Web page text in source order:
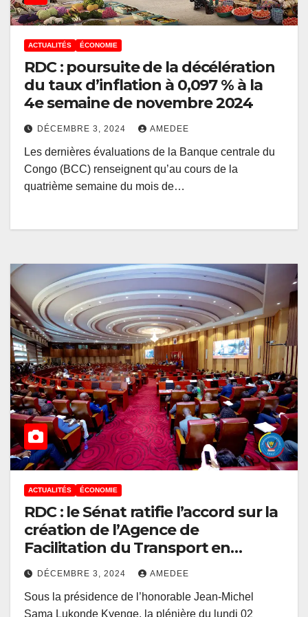
ACTUALITÉS ÉCONOMIE
RDC : poursuite de la décélération
du taux d’inflation à 0,097 % à la
4e semaine de novembre 2024
DÉCEMBRE 3, 2024 AMEDEE
Les dernières évaluations de la Banque centrale du
Congo (BCC) renseignent qu’au cours de la
quatrième semaine du mois de…
ACTUALITÉS ÉCONOMIE
RDC : le Sénat ratifie l’accord sur la
création de l’Agence de
Facilitation du Transport en
Transit du Corridor de Lobito
DÉCEMBRE 3, 2024 AMEDEE
Sous la présidence de l’honorable Jean-Michel
Sama Lukonde Kyenge, la plénière du lundi 02